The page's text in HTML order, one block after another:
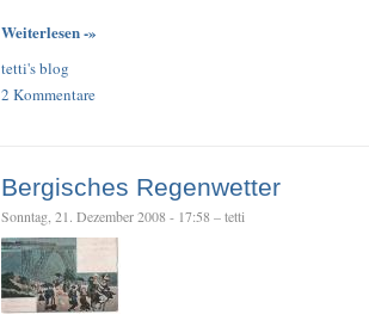
Weiterlesen -»
tetti's blog
2 Kommentare
Bergisches Regenwetter
Sonntag, 21. Dezember 2008 - 17:58 – tetti